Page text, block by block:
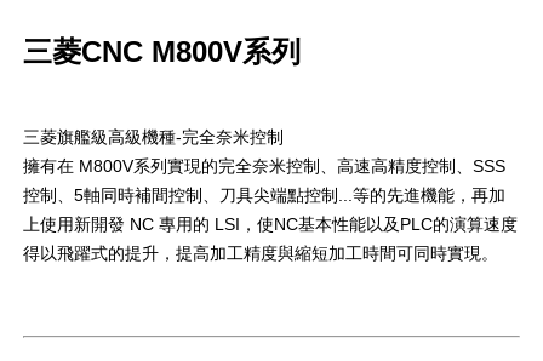
三菱CNC M800V系列
三菱旗艦級高級機種-完全奈米控制
擁有在 M800V系列實現的完全奈米控制、高速高精度控制、SSS
控制、5軸同時補間控制、刀具尖端點控制...等的先進機能，再加
上使用新開發 NC 專用的 LSI，使NC基本性能以及PLC的演算速度
得以飛躍式的提升，提高加工精度與縮短加工時間可同時實現。